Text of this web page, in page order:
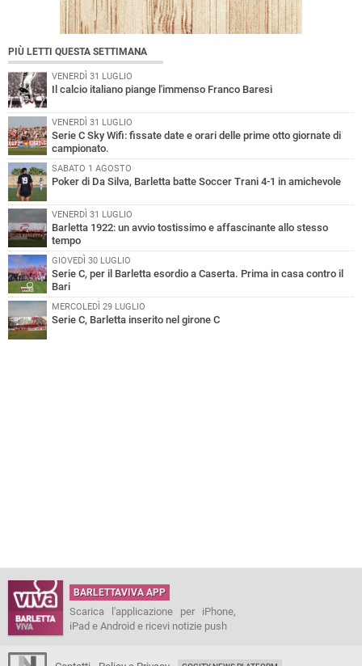
PIÙ LETTI QUESTA SETTIMANA
VENERDÌ 31 LUGLIO
Il calcio italiano piange l'immenso Franco Baresi
VENERDÌ 31 LUGLIO
Serie C Sky Wifi: fissate date e orari delle prime otto giornate di
campionato.
SABATO 1 AGOSTO
Poker di Da Silva, Barletta batte Soccer Trani 4-1 in amichevole
VENERDÌ 31 LUGLIO
Barletta 1922: un avvio tostissimo e affascinante allo stesso
tempo
GIOVEDÌ 30 LUGLIO
Serie C, per il Barletta esordio a Caserta. Prima in casa contro il
Bari
MERCOLEDÌ 29 LUGLIO
Serie C, Barletta inserito nel girone C
BARLETTAVIVA APP
Scarica l'applicazione per iPhone,
iPad e Android e ricevi notizie push